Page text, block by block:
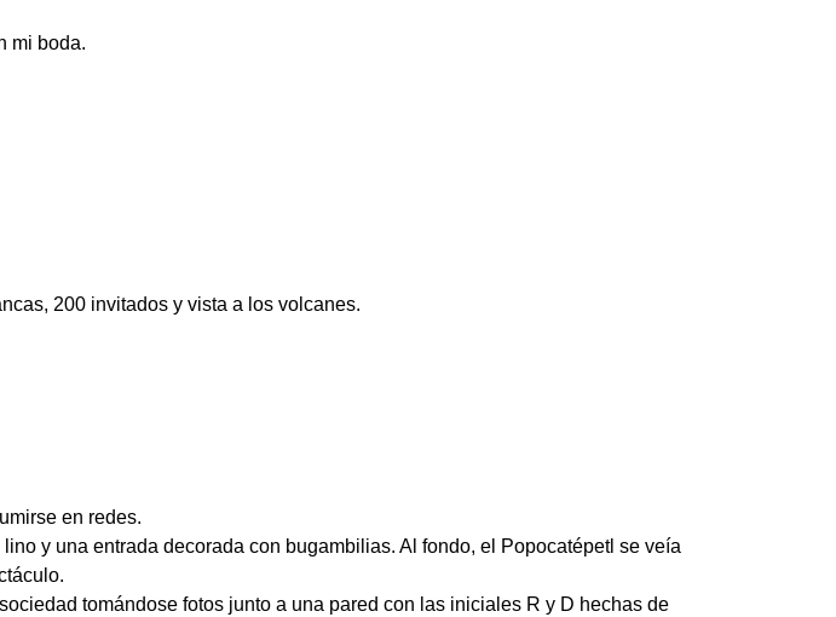
mi boda.
200 invitados y vista a los volcanes.
en redes.
y una entrada decorada con bugambilias. Al fondo, el Popocatépetl se veía
tomándose fotos junto a una pared con las iniciales R y D hechas de